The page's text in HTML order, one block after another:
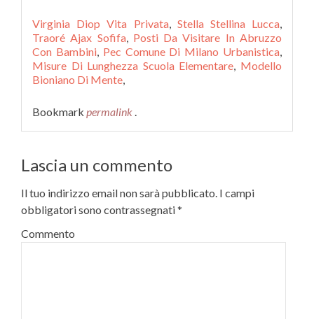
Virginia Diop Vita Privata, Stella Stellina Lucca,
Traoré Ajax Sofifa, Posti Da Visitare In Abruzzo
Con Bambini, Pec Comune Di Milano Urbanistica,
Misure Di Lunghezza Scuola Elementare, Modello
Bioniano Di Mente,
Bookmark permalink .
Lascia un commento
Il tuo indirizzo email non sarà pubblicato. I campi
obbligatori sono contrassegnati*
Commento